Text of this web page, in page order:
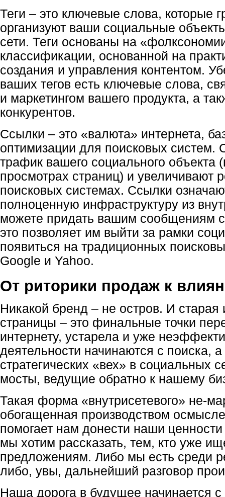
Теги – это ключевые слова, которые
организуют ваши социальные
сети. Теги основаны на
классификации, основанной на
создания и управления контентом.
ваших тегов есть ключевые слова,
и маркетингом вашего продукта, а
конкурентов.
Ссылки – это «валюта» интернета,
оптимизации для поисковых систем.
трафик вашего социального объекта
просмотрах страниц) и увеличивают
поисковых системах. Ссылки
полноценную инфраструктуру из
можете придать вашим сообщениям
это позволяет им выйти за рамки
появиться на традиционных
Google и Yahoo.
От риторики продаж к
Никакой бренд – не остров. И старая
страницы – это финальные точки
интернету, устарела и уже
деятельности начинаются с поиска, а
стратегических «вех» в социальных
мосты, ведущие обратно к нашему
Такая форма «внутрисетевого» не-
обогащенная производством
помогает нам донести наши
мы хотим рассказать, тем, кто уже
предложениям. Либо мы есть среди
либо, увы, дальнейший разговор
Наша дорога в будущее начинается с